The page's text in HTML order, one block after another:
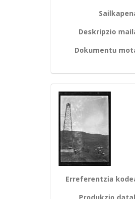
Deskripzio
Dokumentu
Erreferentzia